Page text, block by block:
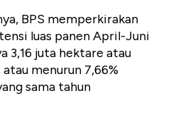
BPS memperkirakan
luas panen April-Juni
3,16 juta hektare atau
menurun 7,66%
sama tahun